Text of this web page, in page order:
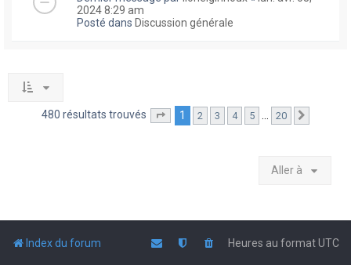
2024 8:29 am
Posté dans Discussion générale
480 résultats trouvés Page sur20
1 2 3 4 5 … 20
Aller à
Index du forum Heures au formatUTC